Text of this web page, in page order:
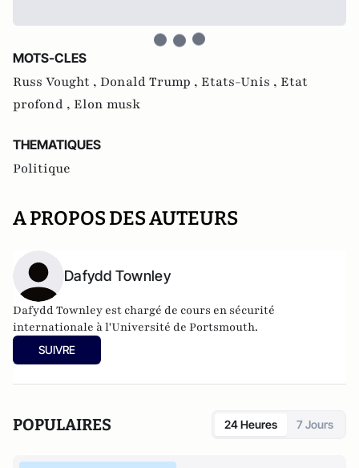
MOTS-CLES
Russ Vought , Donald Trump , Etats-Unis , Etat
profond , Elon musk
THEMATIQUES
Politique
A PROPOS DES AUTEURS
Dafydd Townley
Dafydd Townley est chargé de cours en sécurité
internationale à l'Université de Portsmouth.
SUIVRE
POPULAIRES 24 Heures 7 Jours